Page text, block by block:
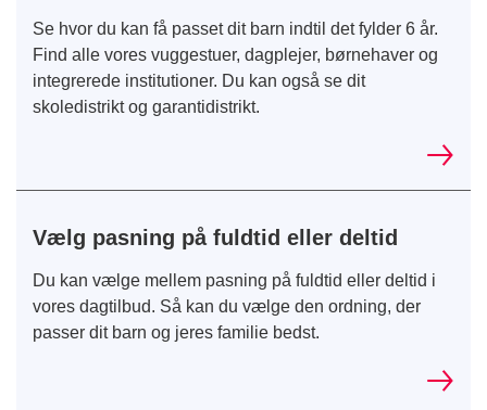
Se hvor du kan få passet dit barn indtil det fylder 6 år.
Find alle vores vuggestuer, dagplejer, børnehaver og
integrerede institutioner. Du kan også se dit
skoledistrikt og garantidistrikt.
Vælg pasning på fuldtid eller deltid
Du kan vælge mellem pasning på fuldtid eller deltid i
vores dagtilbud. Så kan du vælge den ordning, der
passer dit barn og jeres familie bedst.